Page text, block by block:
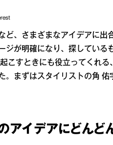
ど、さまざまなアイデアに出
ジが明確になり、探している
こすときにも役立ってくれ
。まずはスタイリストの角 佑
アイデアにどんどん